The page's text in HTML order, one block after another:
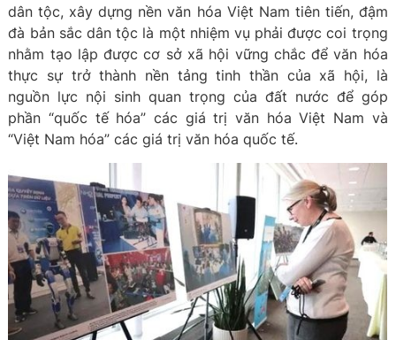
dân tộc, xây dựng nền văn hóa Việt Nam tiên tiến, đậm
đà bản sắc dân tộc là một nhiệm vụ phải được coi trọng
nhằm tạo lập được cơ sở xã hội vững chắc để văn hóa
thực sự trở thành nền tảng tinh thần của xã hội, là
nguồn lực nội sinh quan trọng của đất nước để góp
phần “quốc tế hóa” các giá trị văn hóa Việt Nam và
“Việt Nam hóa” các giá trị văn hóa quốc tế.